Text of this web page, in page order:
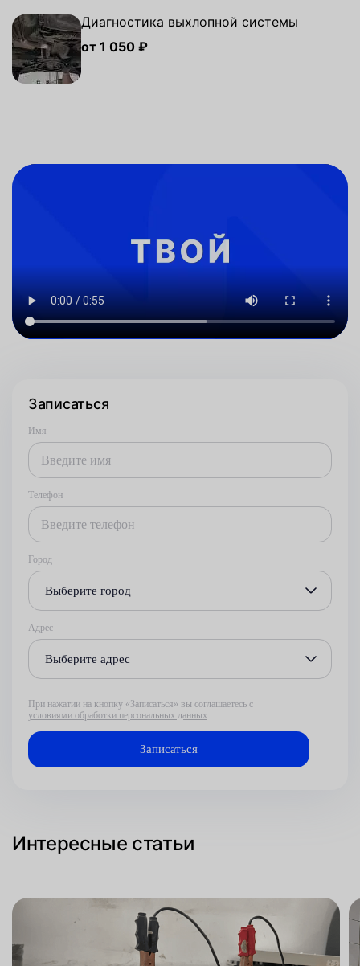
Диагностика выхлопной системы
от 1 050 ₽
Записаться
Имя
Телефон
Город
Выберите город
Адрес
Выберите адрес
При нажатии на кнопку «Записаться» вы соглашаетесь с
условиями обработки персональных данных
Интересные статьи